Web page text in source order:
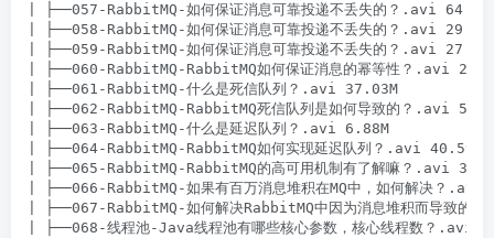
| ├──057-RabbitMQ-如何保证消息可靠投递不丢失的？.avi
| ├──058-RabbitMQ-如何保证消息可靠投递不丢失的？.avi
| ├──059-RabbitMQ-如何保证消息可靠投递不丢失的？.avi
| ├──060-RabbitMQ-RabbitMQ如何保证消息的幂等性？.avi
| ├──061-RabbitMQ-什么是死信队列？.avi 37.03M
| ├──062-RabbitMQ-RabbitMQ死信队列是如何导致的？.avi
| ├──063-RabbitMQ-什么是延迟队列？.avi 6.88M
| ├──064-RabbitMQ-RabbitMQ如何实现延迟队列？.avi 40.59M
| ├──065-RabbitMQ-RabbitMQ的高可用机制有了解嘛？.avi
| ├──066-RabbitMQ-如果有百万消息堆积在MQ中，如何解决？.avi
| ├──067-RabbitMQ-如何解决RabbitMQ中因为消息堆积而导致的
| ├──068-线程池-Java线程池有哪些核心参数，核心线程数？.avi